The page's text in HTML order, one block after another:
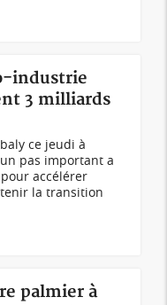
industrie
3 milliards
ce jeudi à
pas important a
accélérer
la transition
palmier à